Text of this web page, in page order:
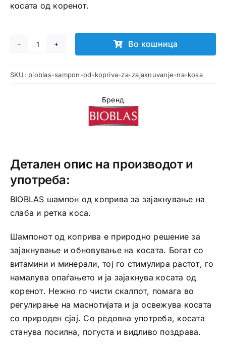
косата од коренот.
BIOBLAS
од
Во кошница
SKU: bioblas-sampon-od-kopriva-za-zajaknuvanje-na-kosa
Бренд
Детален опис на производот и
употреба:
BIOBLAS шампон од коприва за зајакнување на
слаба и ретка коса.
Шампонот од коприва е природно решение за
зајакнување и обновување на косата. Богат со
витамини и минерали, тој го стимулира растот, го
намалува опаѓањето и ја зајакнува косата од
коренот. Нежно го чисти скалпот, помага во
регулирање на маснотијата и ја освежува косата
со природен сјај. Со редовна употреба, косата
станува посилна, погуста и видливо поздрава.